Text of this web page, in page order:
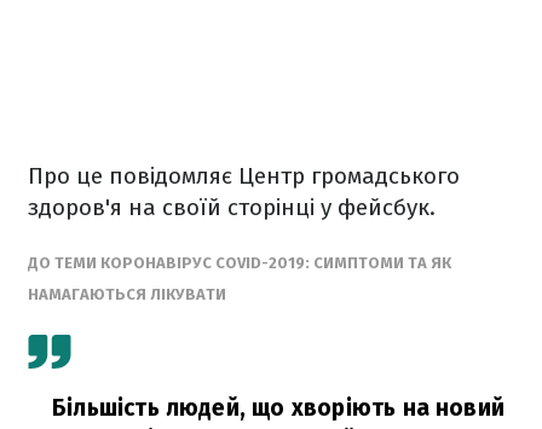
Про це повідомляє Центр громадського
здоров'я на своїй сторінці у фейсбук.
ДО ТЕМИ КОРОНАВІРУС COVID-2019: СИМПТОМИ ТА ЯК
НАМАГАЮТЬСЯ ЛІКУВАТИ
Більшість людей, що хворіють на новий